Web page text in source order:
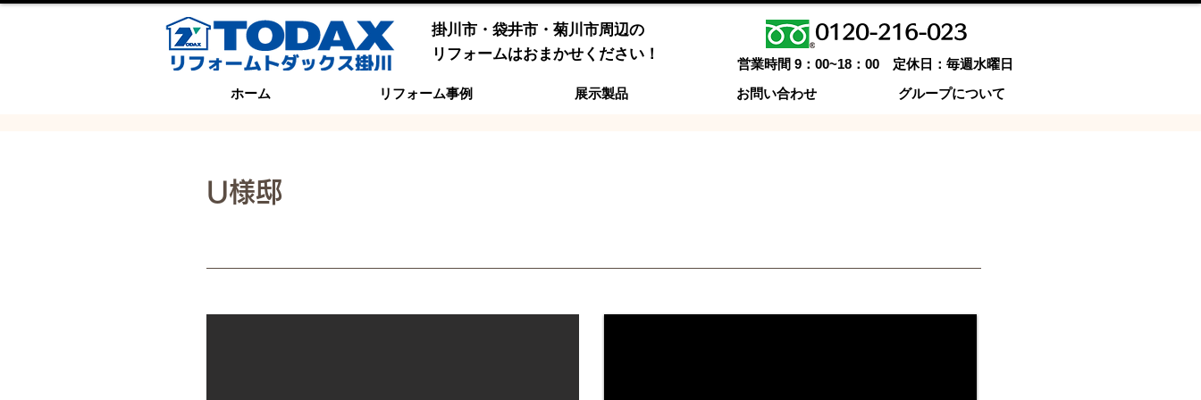
掛川市・袋井市・菊川市周辺の
​リフォームはおまかせください！
0120-216-023
営業時間 9：00~18：00 定休日：毎週水曜日
ホーム
リフォーム事例 展示製品 お問い合わせ グループについて
U様邸